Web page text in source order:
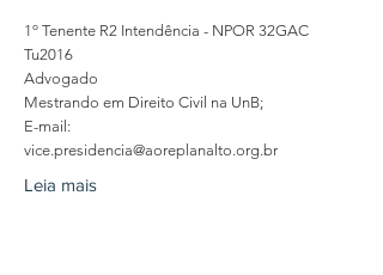
1º Tenente R2 Intendência - NPOR 32GAC
Tu2016
Advogado
Mestrando em Direito Civil na UnB;
E-mail:
vice.presidencia@aoreplanalto.org.br
Leia mais